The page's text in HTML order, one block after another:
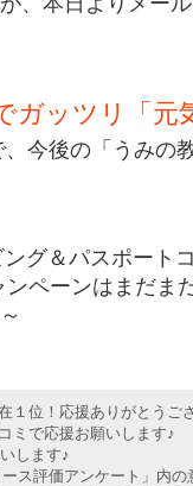
ガッツリ「元
、今後の「うみの
グ＆パスポート
ペーンはまだま
１位！応援ありがとうご
ミで応援お願いします♪
します♪
ス評価アンケート」内の